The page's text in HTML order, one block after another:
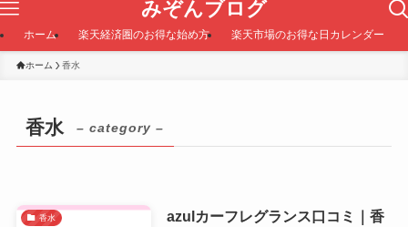
みぞんブログ
ホーム 楽天経済圏のお得な始め方 楽天市場のお得な日カレンダー
ホーム 香水
香水 – category –
香水
azulカーフレグランス口コミ｜香